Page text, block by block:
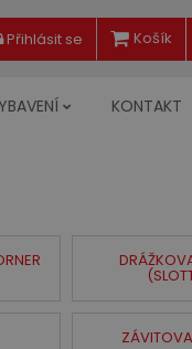
Košík
Přihlásit se
KONTAKT